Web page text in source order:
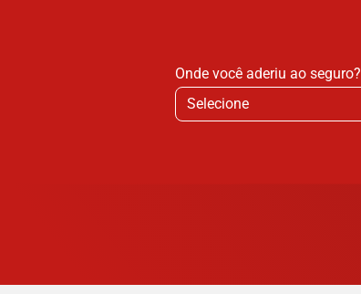
Onde você aderiu ao seguro?
Selecione